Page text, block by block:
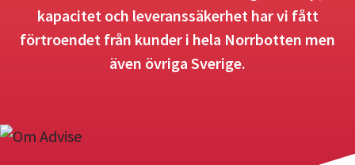
kapacitet och leveranssäkerhet har vi fått
förtroendet från kunder i hela Norrbotten men
även övriga Sverige.